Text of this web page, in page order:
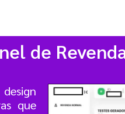
de
que